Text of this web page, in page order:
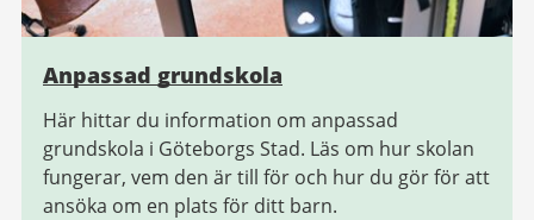
Anpassad grundskola
Här hittar du information om anpassad
grundskola i Göteborgs Stad. Läs om hur skolan
fungerar, vem den är till för och hur du gör för att
ansöka om en plats för ditt barn.